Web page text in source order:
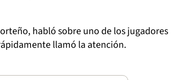
habló sobre uno de los jugadores
llamó la atención.